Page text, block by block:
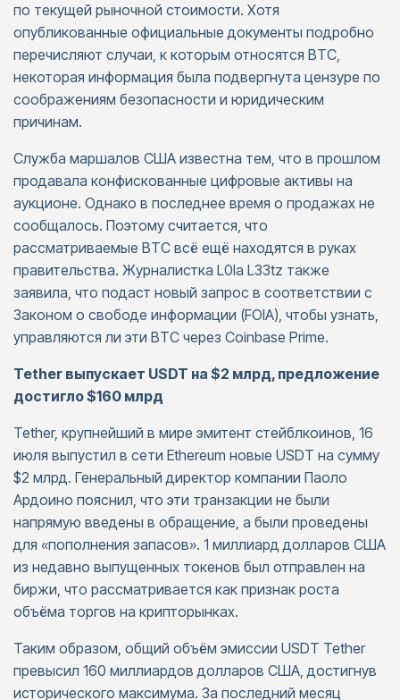
по текущей рыночной стоимости. Хотя
опубликованные официальные документы подробно
перечисляют случаи, к которым относятся BTC,
некоторая информация была подвергнута цензуре по
соображениям безопасности и юридическим
причинам.
Служба маршалов США известна тем, что в прошлом
продавала конфискованные цифровые активы на
аукционе. Однако в последнее время о продажах не
сообщалось. Поэтому считается, что
рассматриваемые BTC всё ещё находятся в руках
правительства. Журналистка L0la L33tz также
заявила, что подаст новый запрос в соответствии с
Законом о свободе информации (FOIA), чтобы узнать,
управляются ли эти BTC через Coinbase Prime.
Tether выпускает USDT на $2 млрд, предложение
достигло $160 млрд
Tether, крупнейший в мире эмитент стейблкоинов, 16
июля выпустил в сети Ethereum новые USDT на сумму
$2 млрд. Генеральный директор компании Паоло
Ардоино пояснил, что эти транзакции не были
напрямую введены в обращение, а были проведены
для «пополнения запасов». 1 миллиард долларов США
из недавно выпущенных токенов был отправлен на
биржи, что рассматривается как признак роста
объёма торгов на крипторынках.
Таким образом, общий объём эмиссии USDT Tether
превысил 160 миллиардов долларов США, достигнув
исторического максимума. За последний месяц